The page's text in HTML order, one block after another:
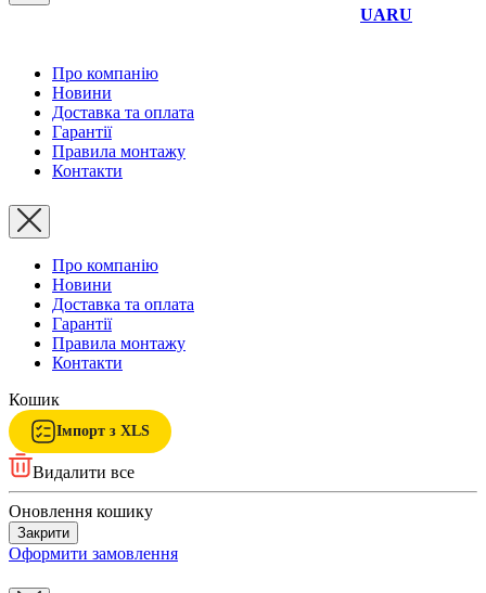
RU
UA
Про компанію
Новини
Доставка та оплата
Гарантії
Правила монтажу
Контакти
Про компанію
Новини
Доставка та оплата
Гарантії
Правила монтажу
Контакти
Кошик
Імпорт з XLS
Видалити все
Оновлення кошику
Закрити
Оформити замовлення